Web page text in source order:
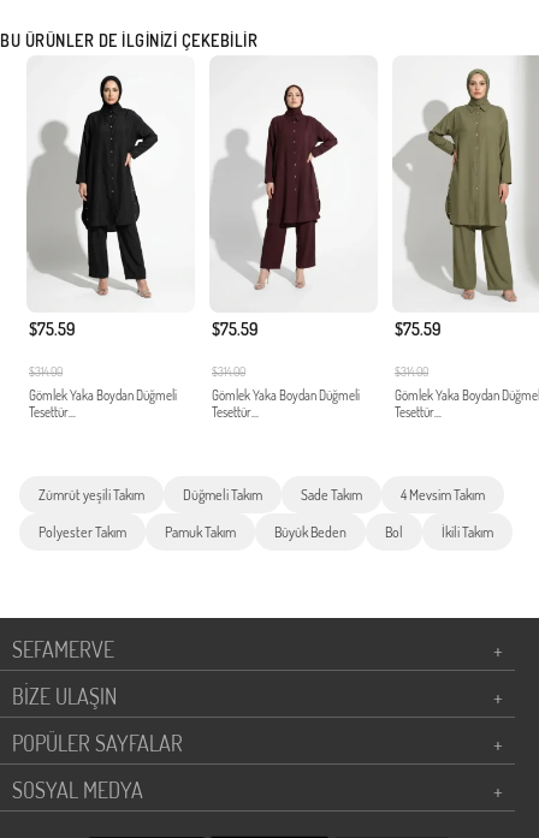
BU ÜRÜNLER DE İLGINIZI ÇEKEBILIR
$75.59
$314.00
Gömlek Yaka Boydan Düğmeli
Tesettür...
$75.59
$314.00
Gömlek Yaka Boydan Düğmeli
Tesettür...
$75.59
$314.00
Gömlek Yaka Boydan
Tesettür...
Zümrüt yeşili Takım Düğmeli Takım Sade Takım 4 Mevsim Takım
Polyester Takım Pamuk Takım Büyük Beden Bol İkili Takım
SEFAMERVE
+
BİZE ULAŞIN
+
POPÜLER SAYFALAR
+
SOSYAL MEDYA
+